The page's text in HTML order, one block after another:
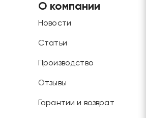
О компании
Новости
Статьи
Производство
Отзывы
Гарантии и возврат